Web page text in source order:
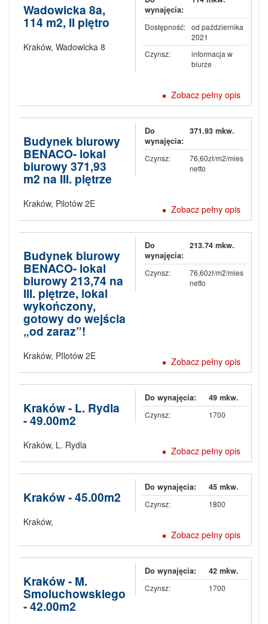
Wadowicka 8a,
114 m2, II piętro
Kraków, Wadowicka 8
wynajęcia:
Dostępność: od października
2021
Czynsz:
informacja w
biurze
Zobacz pełny opis
Budynek biurowy
BENACO- lokal
biurowy 371,93
m2 na III. piętrze
Kraków, Pilotów 2E
Do
wynajęcia:
371.93 mkw.
Czynsz:
76,60zł/m2/mies
netto
Zobacz pełny opis
Budynek biurowy
BENACO- lokal
biurowy 213,74 na
III. piętrze, lokal
wykończony,
gotowy do wejścia
„od zaraz”!
Kraków, PIlotów 2E
Do
wynajęcia:
213.74 mkw.
Czynsz:
76,60zł/m2/mies
netto
Zobacz pełny opis
Kraków - L. Rydla
- 49.00m2
Kraków, L. Rydla
Do wynajęcia: 49 mkw.
Czynsz: 1700
Zobacz pełny opis
Kraków - 45.00m2
Kraków,
Do wynajęcia: 45 mkw.
Czynsz: 1800
Zobacz pełny opis
Kraków - M.
Smoluchowskiego
- 42.00m2
Do wynajęcia: 42 mkw.
Czynsz: 1700